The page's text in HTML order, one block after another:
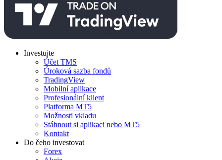
Investujte
Účet TMS
Úroková sazba fondů
TradingView
Mobilní aplikace
Profesionální klient
Platforma MT5
Možnosti vkladu
Stáhnout si aplikaci nebo MT5
Kontakt
Do čeho investovat
Forex